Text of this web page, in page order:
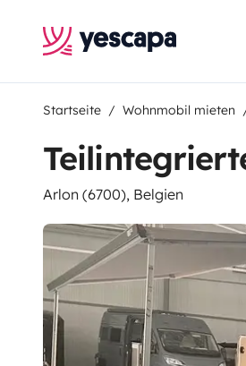
Startseite Wohnmobil mieten
Arlon (6700), Belgien